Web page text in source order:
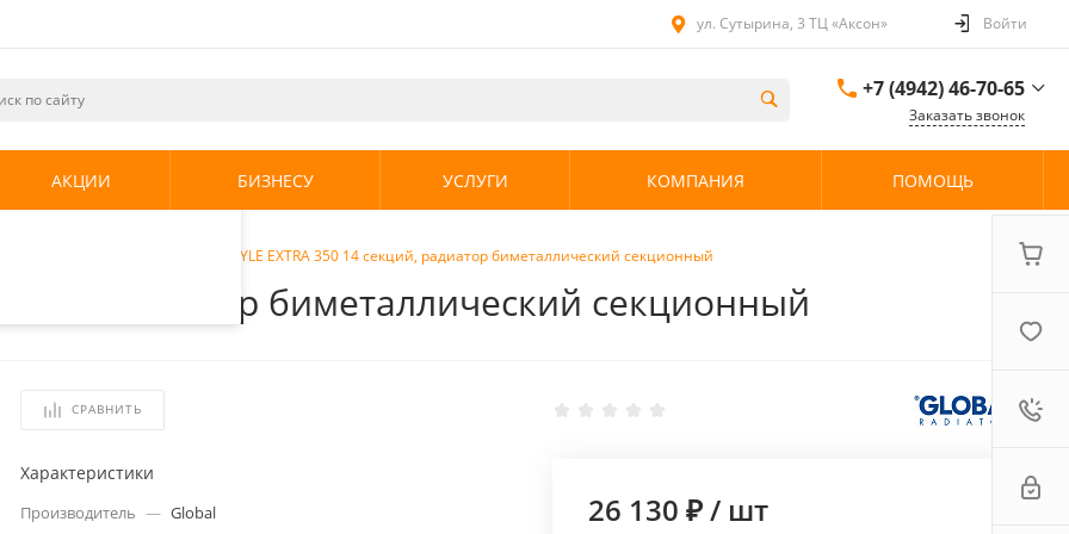
и
использования.
.
ул. Сутырина, 3 ТЦ «Аксон» Войти
+7 (4942) 46-70-65
ул. Сутырина, 3 ТЦ
Заказать звонок
АКЦИИ БИЗНЕСУ УСЛУГИ КОМПАНИЯ ПОМОЩЬ
Global STYLE EXTRA 350 14 секций, радиатор биметаллический секционный
радиатор биметаллический секционный
СРАВНИТЬ
Характеристики
Производитель — Global
26 130 ₽/ шт